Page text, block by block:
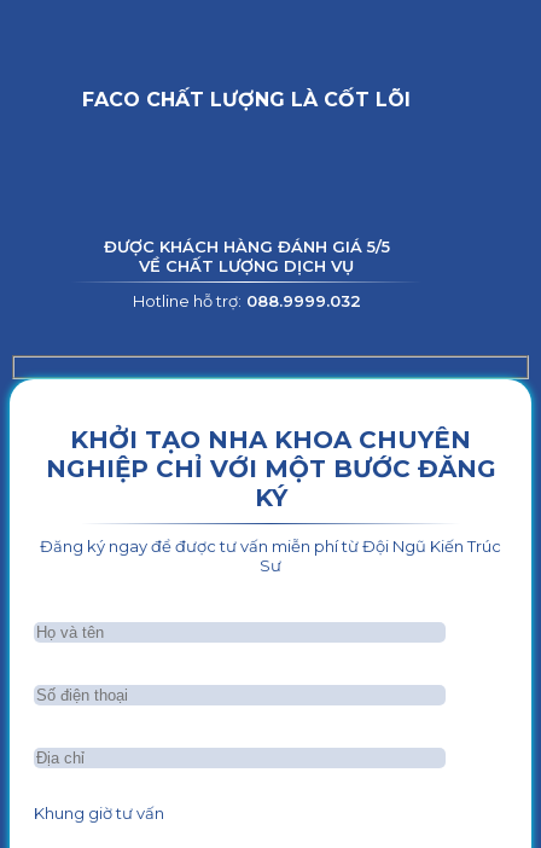
FACO CHẤT LƯỢNG LÀ CỐT LÕI
ĐƯỢC KHÁCH HÀNG ĐÁNH GIÁ 5/5
VỀ CHẤT LƯỢNG DỊCH VỤ
Hotline hỗ trợ: 088.9999.032
KHỞI TẠO NHA KHOA CHUYÊN
NGHIỆP CHỈ VỚI MỘT BƯỚC ĐĂNG
KÝ
Đăng ký ngay để được tư vấn miễn phí từ Đội Ngũ Kiến Trúc
Sư
Khung giờ tư vấn